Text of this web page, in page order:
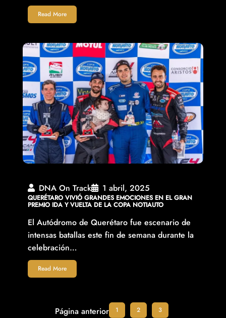
Read More
DNA On Track 1 abril, 2025
QUERÉTARO VIVIÓ GRANDES EMOCIONES EN EL GRAN
PREMIO IDA Y VUELTA DE LA COPA NOTIAUTO
El Autódromo de Querétaro fue escenario de
intensas batallas este fin de semana durante la
celebración…
Read More
Página anterior 1 2 3